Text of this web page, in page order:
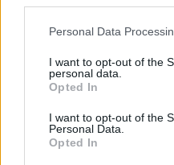
Please note that this
not limited to your visit or
grant or deny consent to
use your data for below
consent section.
Personal Data
I want to opt-out of the
personal data.
Opted In
I want to opt-out of the
Personal Data.
Opted In
2015
10 mínusz 2